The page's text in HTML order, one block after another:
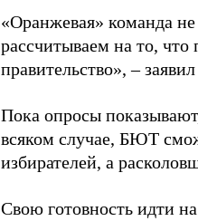
«Оранжевая» команда
рассчитываем на то,
правительство», –
Пока опросы
всяком случае, БЮТ
избирателей, а
Свою готовность идти